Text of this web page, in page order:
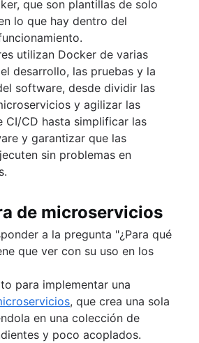
que son plantillas de solo
lo que hay dentro del
utilizan Docker de varias
desarrollo, las pruebas y la
software, desde dividir las
y agilizar las
CI/CD hasta simplificar las
y garantizar que las
sin problemas en
de microservicios
a la pregunta "¿Para qué
que ver con su uso en los
para implementar una
, que crea una sola
en una colección de
y poco acoplados.